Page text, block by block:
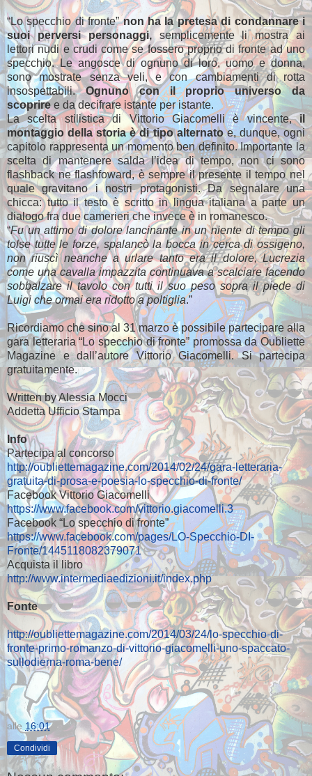
“Lo specchio di fronte”non ha la pretesa di condannare i
suoi perversi personaggi, semplicemente li mostra ai
lettori nudi e crudi come se fossero proprio di fronte ad uno
specchio. Le angosce di ognuno di loro, uomo e donna,
sono mostrate senza veli, e con cambiamenti di rotta
insospettabili.Ognuno con il proprio universo da
scopriree da decifrare istante per istante.
La scelta stilistica di Vittorio Giacomelli è vincente,il
montaggio della storia è di tipo alternatoe, dunque, ogni
capitolo rappresenta un momento ben definito. Importante la
scelta di mantenere salda l’idea di tempo, non ci sono
flashback ne flashfoward, è sempre il presente il tempo nel
quale gravitano i nostri protagonisti. Da segnalare una
chicca: tutto il testo è scritto in lingua italiana a parte un
dialogo fra due camerieri che invece è in romanesco.
“Fu un attimo di dolore lancinante in un niente di tempo gli
tolse tutte le forze, spalancò la bocca in cerca di ossigeno,
non riuscì neanche a urlare tanto era il dolore, Lucrezia
come una cavalla impazzita continuava a scalciare facendo
sobbalzare il tavolo con tutti il suo peso sopra il piede di
Luigi che ormai era ridotto a poltiglia.”
Ricordiamo che sino al 31 marzo è possibile partecipare alla
gara letteraria “Lo specchio di fronte” promossa da Oubliette
Magazine e dall’autore Vittorio Giacomelli. Si partecipa
gratuitamente.
Written by Alessia Mocci
Addetta Ufficio Stampa
Info
Partecipa al concorso
http://oubliettemagazine.com/2014/02/24/gara-letteraria-
gratuita-di-prosa-e-poesia-lo-specchio-di-fronte/
Facebook Vittorio Giacomelli
https://www.facebook.com/vittorio.giacomelli.3
Facebook “Lo specchio di fronte”
https://www.facebook.com/pages/LO-Specchio-DI-
Fronte/1445118082379071
Acquista il libro
http://www.intermediaedizioni.it/index.php
Fonte
http://oubliettemagazine.com/2014/03/24/lo-specchio-di-
fronte-primo-romanzo-di-vittorio-giacomelli-uno-spaccato-
sullodierna-roma-bene/
alle 16:01
Condividi